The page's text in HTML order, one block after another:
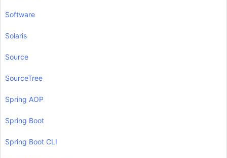
Software
Solaris
Source
SourceTree
Spring AOP
Spring Boot
Spring Boot CLI